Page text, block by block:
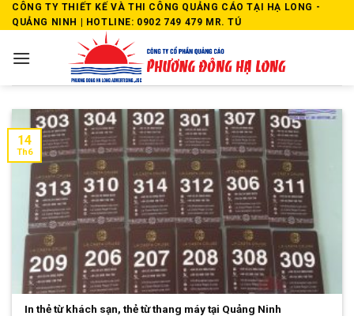
Skip
to
CÔNG TY THIẾT KẾ VÀ THI CÔNG QUẢNG CÁO TẠI HẠ LONG -
QUẢNG NINH | HOTLINE: 0902 749 479 MR. TÚ
In thẻ từ khách sạn, thẻ từ thang máy tại Quảng Ninh
14
Th6